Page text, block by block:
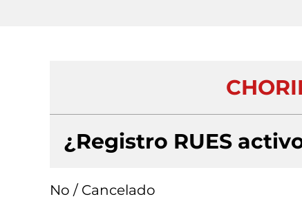
¿Registro RUES
No / Cancelado